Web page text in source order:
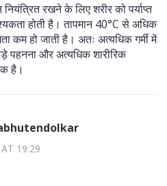
नियंत्रित रखने के लिए शरीर को पर्याप्त
होती है। तापमान 40°C से अधिक
कम हो जाती है। अतः अत्यधिक गर्मी में
पहनना और अत्यधिक शारीरिक
है।
19:29